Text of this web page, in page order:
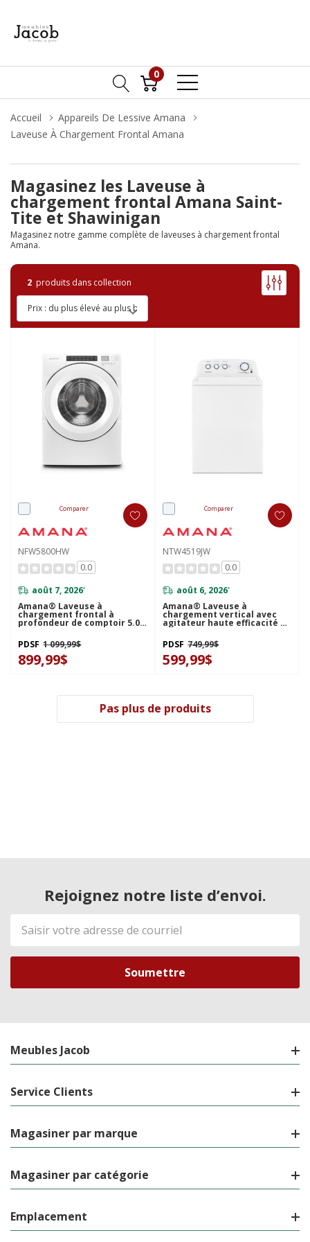
0
Accueil
Appareils De Lessive Amana
Laveuse À Chargement Frontal Amana
Magasinez les Laveuse à
chargement frontal Amana Saint-
Tite et Shawinigan
Magasinez notre gamme complète de laveuses à chargement frontal
Amana.
2 produits dans collection
Comparer
NFW5800HW
0.0
août 7, 2026*
Amana® Laveuse à
chargement frontal à
profondeur de comptoir 5.0
pi³ NFW5800HW
PDSF 1 099,99$
899,99$
Comparer
NTW4519JW
0.0
août 6, 2026*
Amana® Laveuse à
chargement vertical avec
agitateur haute efficacité à
double action, 4.4 pi3
NTW4519JW
PDSF 749,99$
599,99$
Pas plus de produits
Rejoignez notre liste d’envoi.
Adresse
de
courriel
Meubles Jacob
Service Clients
Magasiner par marque
Magasiner par catégorie
Emplacement